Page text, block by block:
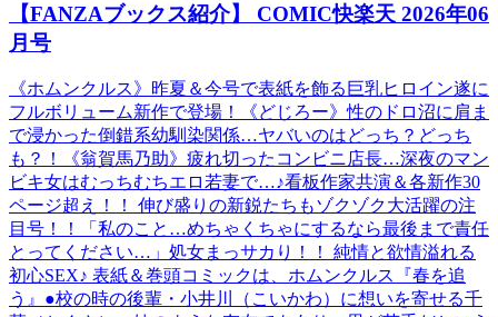
【FANZAブックス紹介】 COMIC快楽天 2026年06
月号
《ホムンクルス》昨夏＆今号で表紙を飾る巨乳ヒロイン遂に
フルボリューム新作で登場！《どじろー》性のドロ沼に肩ま
で浸かった倒錯系幼馴染関係…ヤバいのはどっち？どっち
も？！《翁賀馬乃助》疲れ切ったコンビニ店長…深夜のマン
ビキ女はむっちむちエロ若妻で…♪看板作家共演＆各新作30
ページ超え！！ 伸び盛りの新鋭たちもゾクゾク大活躍の注
目号！！「私のこと…めちゃくちゃにするなら最後まで責任
とってください…」処女まっサカり！！ 純情と欲情溢れる
初心SEX♪ 表紙＆巻頭コミックは、ホムンクルス『春を追
う』●校の時の後輩・小井川（こいかわ）に想いを寄せる千